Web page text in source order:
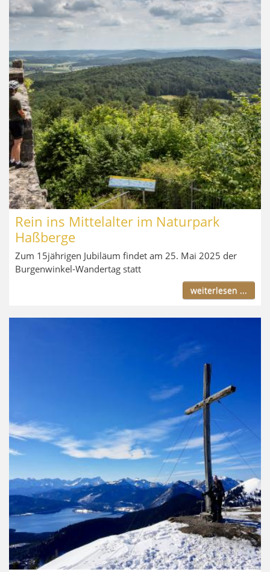
Rein ins Mittelalter im Naturpark
Haßberge
Zum 15jährigen Jubiläum findet am 25. Mai 2025 der
Burgenwinkel-Wandertag statt
weiterlesen ...